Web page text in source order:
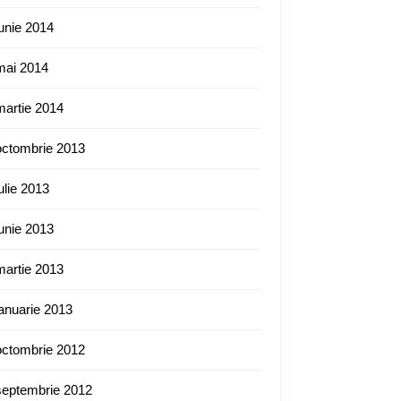
2014
2014
2014
2013
2013
2013
2013
2013
2012
2012